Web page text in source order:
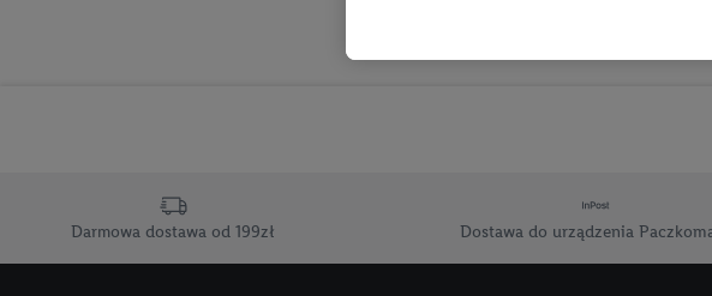
Darmowa dostawa od 199zł Dostawa do urządzenia
Tworzenie spersonalizowanych reklam opiera
informacji z konta klienta - np. wieku lub płci -
urządzenia końcowe i usługi Lidl, w tym
przetwarzanie odbywa się również w celu
opracowywania ofert oraz zapewnienia